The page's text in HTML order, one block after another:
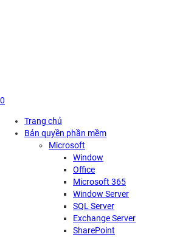
0
Trang chủ
Bản quyền phần mềm
Microsoft
Window
Office
Microsoft 365
Window Server
SQL Server
Exchange Server
SharePoint